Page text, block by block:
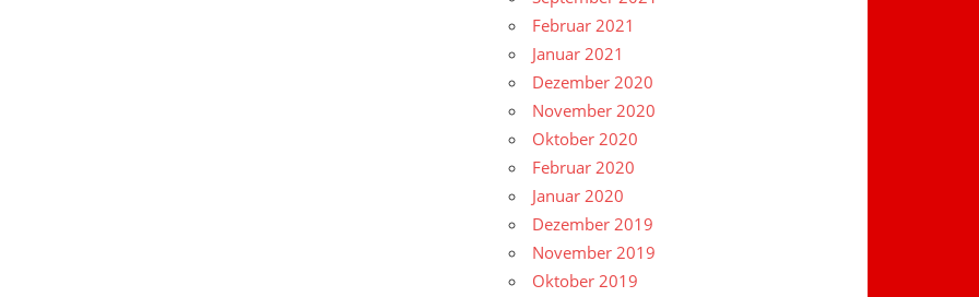
Februar 2021
Januar 2021
Dezember 2020
November 2020
Oktober 2020
Februar 2020
Januar 2020
Dezember 2019
November 2019
Oktober 2019